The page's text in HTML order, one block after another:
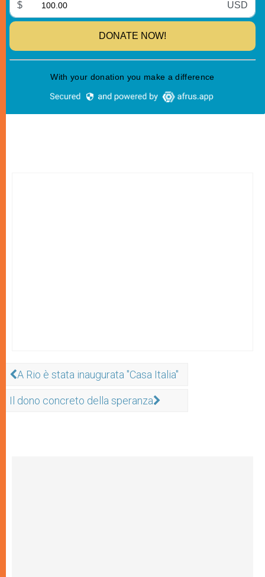
A Rio è stata inaugurata "Casa Italia"
Il dono concreto della speranza